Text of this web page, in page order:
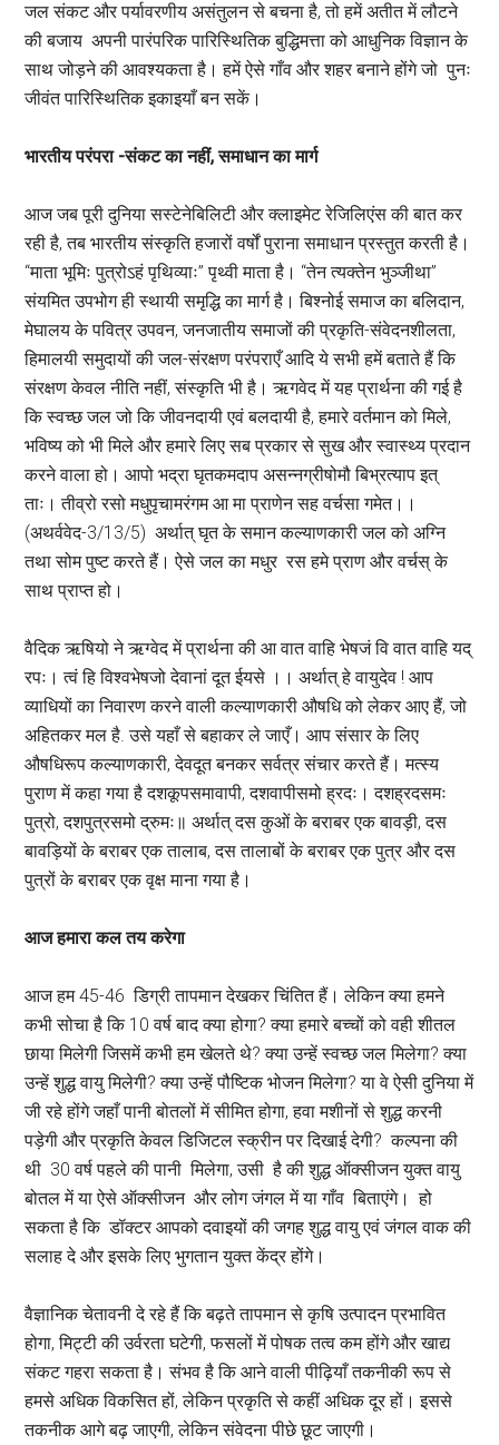
जल संकट और पर्यावरणीय असंतुलन से बचना है, तो हमें अतीत में लौटने
की बजाय अपनी पारंपरिक पारिस्थितिक बुद्धिमत्ता को आधुनिक विज्ञान के
साथ जोड़ने की आवश्यकता है। हमें ऐसे गाँव और शहर बनाने होंगे जो पुनः
जीवंत पारिस्थितिक इकाइयाँ बन सकें।
भारतीय परंपरा -संकट का नहीं, समाधान का मार्ग
आज जब पूरी दुनिया सस्टेनेबिलिटी और क्लाइमेट रेजिलिएंस की बात कर
रही है, तब भारतीय संस्कृति हजारों वर्षों पुराना समाधान प्रस्तुत करती है।
“माता भूमिः पुत्रोऽहं पृथिव्याः” पृथ्वी माता है। “तेन त्यक्तेन भुञ्जीथा”
संयमित उपभोग ही स्थायी समृद्धि का मार्ग है। बिश्नोई समाज का बलिदान,
मेघालय के पवित्र उपवन, जनजातीय समाजों की प्रकृति-संवेदनशीलता,
हिमालयी समुदायों की जल-संरक्षण परंपराएँ आदि ये सभी हमें बताते हैं कि
संरक्षण केवल नीति नहीं, संस्कृति भी है। ऋगवेद में यह प्रार्थना की गई है
कि स्वच्छ जल जो कि जीवनदायी एवं बलदायी है, हमारे वर्तमान को मिले,
भविष्य को भी मिले और हमारे लिए सब प्रकार से सुख और स्वास्थ्य प्रदान
करने वाला हो। आपो भद्रा घृतकमदाप असन्नग्रीषोमौ बिभ्रत्याप इत्
ताः। तीव्रो रसो मधुपृचामरंगम आ मा प्राणेन सह वर्चसा गमेत।।
(अथर्ववेद-3/13/5) अर्थात् घृत के समान कल्याणकारी जल को अग्नि
तथा सोम पुष्ट करते हैं। ऐसे जल का मधुर रस हमे प्राण और वर्चस् के
साथ प्राप्त हो।
वैदिक ऋषियो ने ऋग्वेद में प्रार्थना की आ वात वाहि भेषजं वि वात वाहि यद्
रपः। त्वं हि विश्वभेषजो देवानां दूत ईयसे ।। अर्थात् हे वायुदेव ! आप
व्याधियों का निवारण करने वाली कल्याणकारी औषधि को लेकर आए हैं, जो
अहितकर मल है. उसे यहाँ से बहाकर ले जाएँ। आप संसार के लिए
औषधिरूप कल्याणकारी, देवदूत बनकर सर्वत्र संचार करते हैं। मत्स्य
पुराण में कहा गया है दशकूपसमावापी, दशवापीसमो ह्रदः। दशह्रदसमः
पुत्रो, दशपुत्रसमो द्रुमः॥ अर्थात् दस कुओं के बराबर एक बावड़ी, दस
बावड़ियों के बराबर एक तालाब, दस तालाबों के बराबर एक पुत्र और दस
पुत्रों के बराबर एक वृक्ष माना गया है।
आज हमारा कल तय करेगा
आज हम 45-46 डिग्री तापमान देखकर चिंतित हैं। लेकिन क्या हमने
कभी सोचा है कि 10 वर्ष बाद क्या होगा? क्या हमारे बच्चों को वही शीतल
छाया मिलेगी जिसमें कभी हम खेलते थे? क्या उन्हें स्वच्छ जल मिलेगा? क्या
उन्हें शुद्ध वायु मिलेगी? क्या उन्हें पौष्टिक भोजन मिलेगा? या वे ऐसी दुनिया में
जी रहे होंगे जहाँ पानी बोतलों में सीमित होगा, हवा मशीनों से शुद्ध करनी
पड़ेगी और प्रकृति केवल डिजिटल स्क्रीन पर दिखाई देगी? कल्पना की
थी 30 वर्ष पहले की पानी मिलेगा, उसी है की शुद्ध ऑक्सीजन युक्त वायु
बोतल में या ऐसे ऑक्सीजन और लोग जंगल में या गाँव बिताएंगे। हो
सकता है कि डॉक्टर आपको दवाइयों की जगह शुद्ध वायु एवं जंगल वाक की
सलाह दे और इसके लिए भुगतान युक्त केंद्र होंगे।
वैज्ञानिक चेतावनी दे रहे हैं कि बढ़ते तापमान से कृषि उत्पादन प्रभावित
होगा, मिट्टी की उर्वरता घटेगी, फसलों में पोषक तत्व कम होंगे और खाद्य
संकट गहरा सकता है। संभव है कि आने वाली पीढ़ियाँ तकनीकी रूप से
हमसे अधिक विकसित हों, लेकिन प्रकृति से कहीं अधिक दूर हों। इससे
तकनीक आगे बढ़ जाएगी, लेकिन संवेदना पीछे छूट जाएगी।